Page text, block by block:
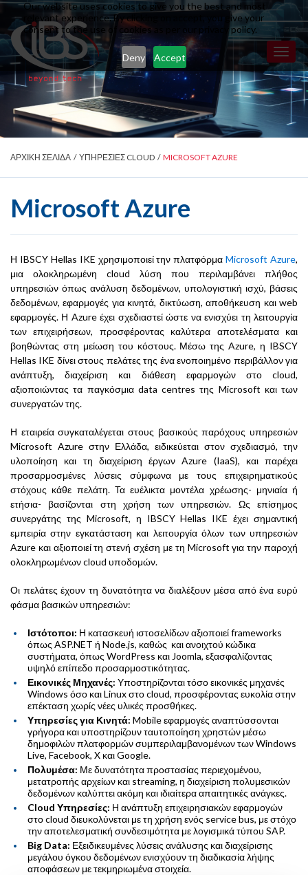
Our website uses cookies to give you the best and most
relevant experience. By clicking on accept, you give your
consent to the use of cookies as per our privacy policy.
Deny Accept
ΑΡΧΙΚΗ ΣΕΛΙΔΑ / ΥΠΗΡΕΣΙΕΣ CLOUD / MICROSOFT AZURE
Microsoft Azure
Η IBSCY Hellas IKE χρησιμοποιεί την πλατφόρμαMicrosoft Azure,
μια ολοκληρωμένη cloud λύση που περιλαμβάνει πλήθος
υπηρεσιών όπως ανάλυση δεδομένων, υπολογιστική ισχύ, βάσεις
δεδομένων, εφαρμογές για κινητά, δικτύωση, αποθήκευση και web
εφαρμογές. Η Azure έχει σχεδιαστεί ώστε να ενισχύει τη λειτουργία
των επιχειρήσεων, προσφέροντας καλύτερα αποτελέσματα και
βοηθώντας στη μείωση του κόστους. Μέσω της Azure, η IBSCY
Hellas IKE δίνει στους πελάτες της ένα ενοποιημένο περιβάλλον για
ανάπτυξη, διαχείριση και διάθεση εφαρμογών στο cloud,
αξιοποιώντας τα παγκόσμια data centres της Microsoft και των
συνεργατών της.
Η εταιρεία συγκαταλέγεται στους βασικούς παρόχους υπηρεσιών
Microsoft Azure στην Ελλάδα, ειδικεύεται στον σχεδιασμό, την
υλοποίηση και τη διαχείριση έργων Azure (IaaS), και παρέχει
προσαρμοσμένες λύσεις σύμφωνα με τους επιχειρηματικούς
στόχους κάθε πελάτη. Τα ευέλικτα μοντέλα χρέωσης- μηνιαία ή
ετήσια- βασίζονται στη χρήση των υπηρεσιών. Ως επίσημος
συνεργάτης της Microsoft, η IBSCY Hellas IKE έχει σημαντική
εμπειρία στην εγκατάσταση και λειτουργία όλων των υπηρεσιών
Azure και αξιοποιεί τη στενή σχέση με τη Microsoft για την παροχή
ολοκληρωμένων cloud υποδομών.
Οι πελάτες έχουν τη δυνατότητα να διαλέξουν μέσα από ένα ευρύ
φάσμα βασικών υπηρεσιών:
Ιστότοποι: Η κατασκευή ιστοσελίδων αξιοποιεί frameworks
όπως ASP.NET ή Node.js, καθώς και ανοιχτού κώδικα
συστήματα, όπως WordPress και Joomla, εξασφαλίζοντας
υψηλό επίπεδο προσαρμοστικότητας.
Εικονικές Μηχανές: Υποστηρίζονται τόσο εικονικές μηχανές
Windows όσο και Linux στο cloud, προσφέροντας ευκολία στην
επέκταση χωρίς νέες υλικές προσθήκες.
Υπηρεσίες για Κινητά: Mobile εφαρμογές αναπτύσσονται
γρήγορα και υποστηρίζουν ταυτοποίηση χρηστών μέσω
δημοφιλών πλατφορμών συμπεριλαμβανομένων των Windows
Live, Facebook, X και Google.
Πολυμέσα: Με δυνατότητα προστασίας περιεχομένου,
μετατροπής αρχείων και streaming, η διαχείριση πολυμεσικών
δεδομένων καλύπτει ακόμη και ιδιαίτερα απαιτητικές ανάγκες.
Cloud Υπηρεσίες: Η ανάπτυξη επιχειρησιακών εφαρμογών
στο cloud διευκολύνεται με τη χρήση ενός service bus, με στόχο
την αποτελεσματική συνδεσιμότητα με λογισμικά τύπου SAP.
Big Data: Εξειδικευμένες λύσεις ανάλυσης και διαχείρισης
μεγάλου όγκου δεδομένων ενισχύουν τη διαδικασία λήψης
αποφάσεων με τεκμηριωμένα στοιχεία.